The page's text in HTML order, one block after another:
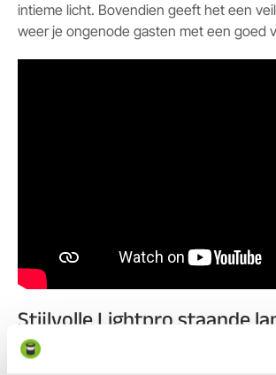
intieme licht. Bovendien geeft het een
weer je ongenode gasten met een goed
Stijlvolle Lightpro staande
elke tuin
Een tuin moet een moderne, maar ook